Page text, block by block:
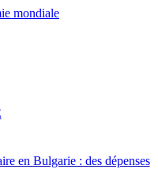
mondiale
en Bulgarie : des dépenses